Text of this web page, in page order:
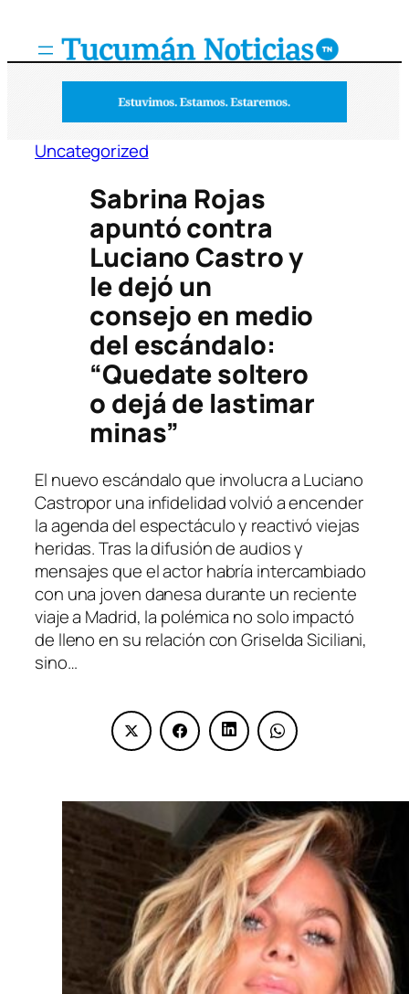
Uncategorized
Sabrina Rojas
apuntó contra
Luciano Castro y
le dejó un
consejo en medio
del escándalo:
“Quedate soltero
o dejá de lastimar
minas”
El nuevo escándalo que involucra a Luciano
Castropor una infidelidad volvió a encender
la agenda del espectáculo y reactivó viejas
heridas. Tras la difusión de audios y
mensajes que el actor habría intercambiado
con una joven danesa durante un reciente
viaje a Madrid, la polémica no solo impactó
de lleno en su relación con Griselda Siciliani,
sino…